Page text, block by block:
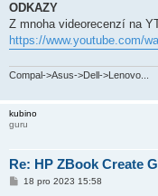
ODKAZY
Z mnoha videorecenzí na
https://www.youtube.com/
Compal->Asus->Dell->Lenovo...
kubino
guru
Re: HP ZBook Create
P18 pro 2023 15:58